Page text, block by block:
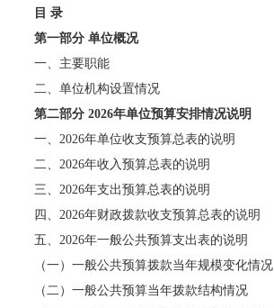
目 录
第一部分 单位概况
一、主要职能
二、单位机构设置情况
第二部分 2026年单位预算安排情况说明
一、2026年单位收支预算总表的说明
二、2026年收入预算总表的说明
三、2026年支出预算总表的说明
四、2026年财政拨款收支预算总表的说明
五、2026年一般公共预算支出表的说明
（一）一般公共预算拨款当年规模变化情况
（二）一般公共预算当年拨款结构情况